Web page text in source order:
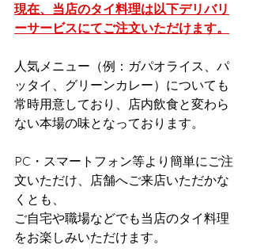
現在、当店のタイ料理は以下デリバリ
ーサービスにてご注文いただけます。
人気メニュー（例：ガパオライス、パ
ッタイ、グリーンカレー）についても
常時用意しており、店内飲食と変わら
ない本場の味となっております。
PC・スマートフォン等より簡単にご注
文いただけ、店舗へご来店いただかな
くとも、
ご自宅や職場などでも当店のタイ料理
をお楽しみいただけます。